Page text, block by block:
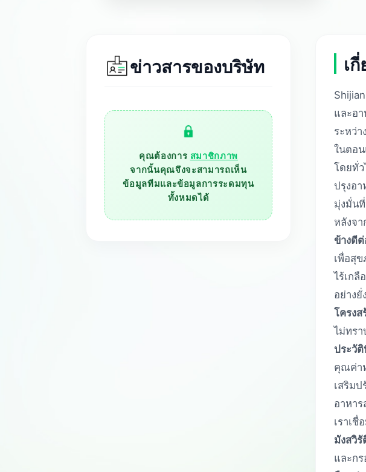
ข่าวสารของบริษัท
คุณต้องการ สมาชิกภาพ
จากนั้นคุณจึงจะสามารถเห็น
ข้อมูลทีมและข้อมูลการระดมทุน
ทั้งหมดได้
เ
และอ
ระหว่
ในตอน
โดยทั่ว
ปรุงอ
มุ่งมั่น
หลังจ
ข้างดี
เพื่อสุ
ไร้เกลื
อย่าง
โครงส
ไม่ทรา
ประวั
คุณค่า
เสริม
อาหา
เราเชื่
มังสวิ
และก